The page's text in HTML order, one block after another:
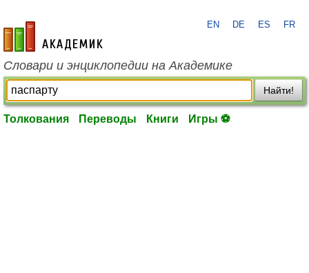
academic.ru
EN DE ES FR
Словари и энциклопедии на Академике
Найти!
Толкования Переводы Книги Игры ⚽